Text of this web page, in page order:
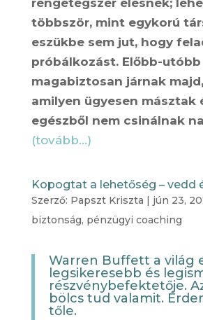
rengetegszer elesnek;
többször, mint egykorú
eszükbe sem jut, hogy
próbálkozást. Előbb-
magabiztosan járnak
amilyen ügyesen másztak
egészből nem csinálnak
(tovább…)
Kopogtat a lehetőség – vedd
Szerző: Papszt Kriszta | jún 23,
biztonság, pénzügyi coaching
Warren Buffett a világ
legsikeresebb és
részvénybefektetője.
bölcs tud valamit.
tőle.